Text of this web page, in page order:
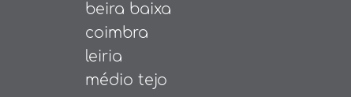
beira baixa
coimbra
leiria
médio tejo